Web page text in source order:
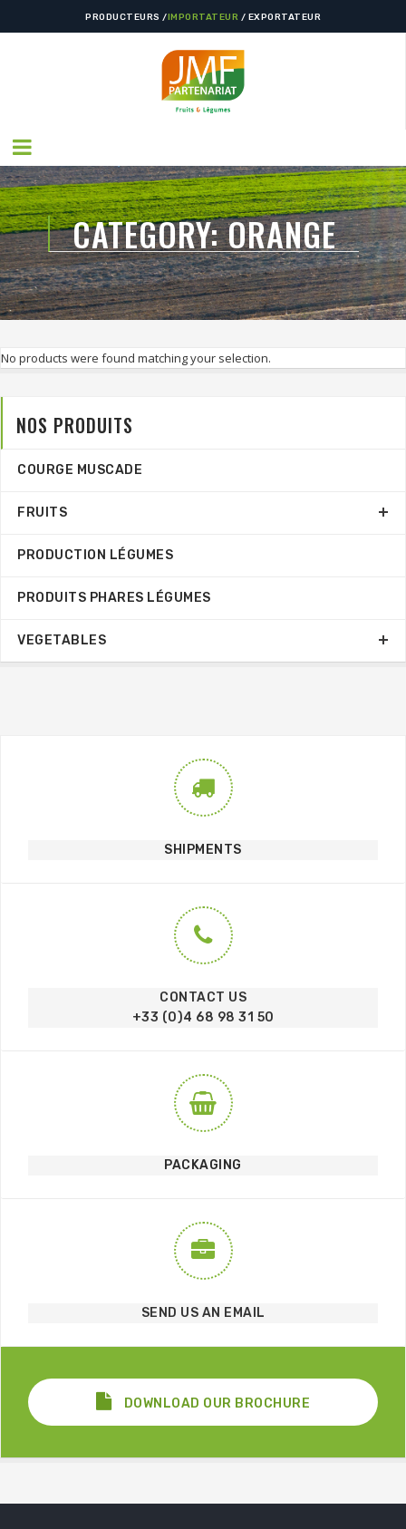
PRODUCTEURS /IMPORTATEUR / EXPORTATEUR
CATEGORY:ORANGE
No products were found matching your selection.
NOS PRODUITS
COURGE MUSCADE
FRUITS
PRODUCTION LÉGUMES
PRODUITS PHARES LÉGUMES
VEGETABLES
SHIPMENTS
CONTACT US
+33 (0)4 68 98 31 50
PACKAGING
SEND US AN EMAIL
DOWNLOAD OUR BROCHURE